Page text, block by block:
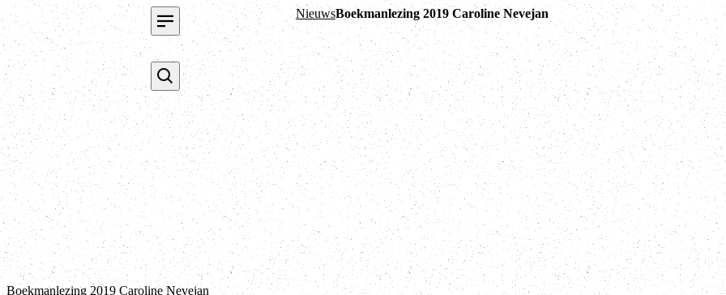
NieuwsBoekmanlezing 2019 Caroline Nevejan
Boekmanlezing 2019 Caroline Nevejan